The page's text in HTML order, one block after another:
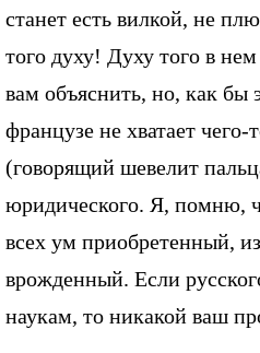
станет есть вилкой, не
того духу! Духу того в
вам объяснить, но, как бы
французе не хватает чего-
(говорящий шевелит
юридического. Я, помню,
всех ум приобретенный,
врожденный. Если
наукам, то никакой ваш